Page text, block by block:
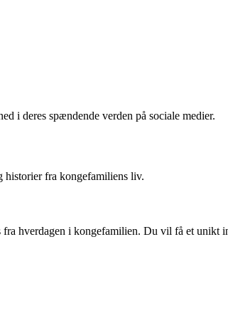
i deres spændende verden på sociale medier.
historier fra kongefamiliens liv.
hverdagen i kongefamilien. Du vil få et unikt